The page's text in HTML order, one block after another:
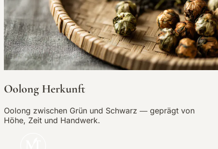
Oolong Herkunft
Oolong zwischen Grün und Schwarz — geprägt von
Höhe, Zeit und Handwerk.